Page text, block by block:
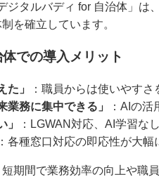
ジタルバディ for 自治体」
を確立しています。
での導入メリット
た」
：職員からは使いやす
業務に集中できる」
：AIの
」
：LGWAN対応、AI学習な
：各種窓口対応の即応性が大幅
期間で業務効率の向上や職